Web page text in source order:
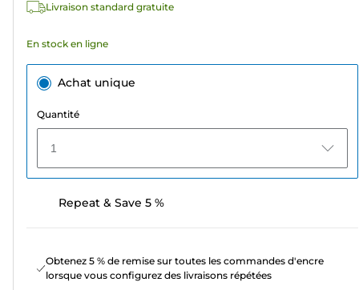
Livraison standard gratuite
En stock en ligne
Achat unique
Quantité
1
Repeat & Save 5 %
Obtenez 5 % de remise sur toutes les commandes d'encre
lorsque vous configurez des livraisons répétées